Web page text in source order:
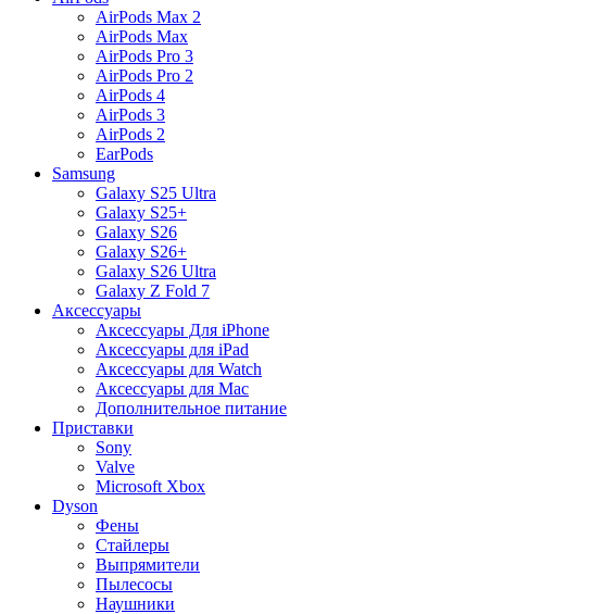
AirPods Max 2
AirPods Max
AirPods Pro 3
AirPods Pro 2
AirPods 4
AirPods 3
AirPods 2
EarPods
Samsung
Galaxy S25 Ultra
Galaxy S25+
Galaxy S26
Galaxy S26+
Galaxy S26 Ultra
Galaxy Z Fold 7
Аксессуары
Аксессуары Для iPhone
Аксессуары для iPad
Аксессуары для Watch
Аксессуары для Mac
Дополнительное питание
Приставки
Sony
Valve
Microsoft Xbox
Dyson
Фены
Стайлеры
Выпрямители
Пылесосы
Наушники